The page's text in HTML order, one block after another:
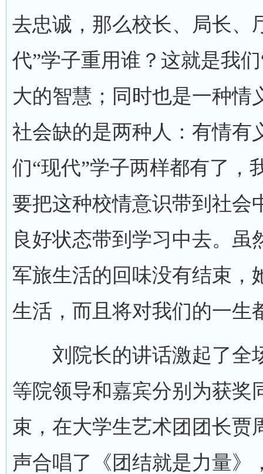
去忠诚，那么校长、局长、
代”学子重用谁？这就是我
大的智慧；同时也是一种情
社会缺的是两种人：有情有
们“现代”学子两样都有了，
要把这种校情意识带到社会
良好状态带到学习中去。
军旅生活的回味没有结束，
生活，而且将对我们的一生
刘院长的讲话激起了全
等院领导和嘉宾分别为获奖
束，在大学生艺术团团长贾
声合唱了《团结就是力量》